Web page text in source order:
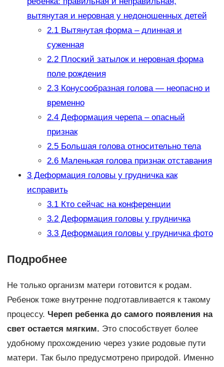
вытянутая и неровная у недоношенных детей
2.1Вытянутая форма – длинная и
суженная
2.2Плоский затылок и неровная форма
поле рождения
2.3Конусообразная голова — неопасно и
временно
2.4Деформация черепа – опасный
признак
2.5Большая голова относительно тела
2.6Маленькая голова признак отставания
3Деформация головы у грудничка как
исправить
3.1Кто сейчас на конференции
3.2Деформация головы у грудничка
3.3Деформация головы у грудничка фото
Подробнее
Не только организм матери готовится к родам.
Ребенок тоже внутренне подготавливается к такому
процессу. Череп ребенка до самого появления на
свет остается мягким. Это способствует более
удобному прохождению через узкие родовые пути
матери. Так было предусмотрено природой. Именно